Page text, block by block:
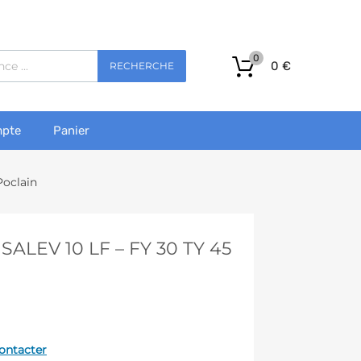
RECHERCHE 0 €
0
Panier
10 LF – FY 30 TY 45